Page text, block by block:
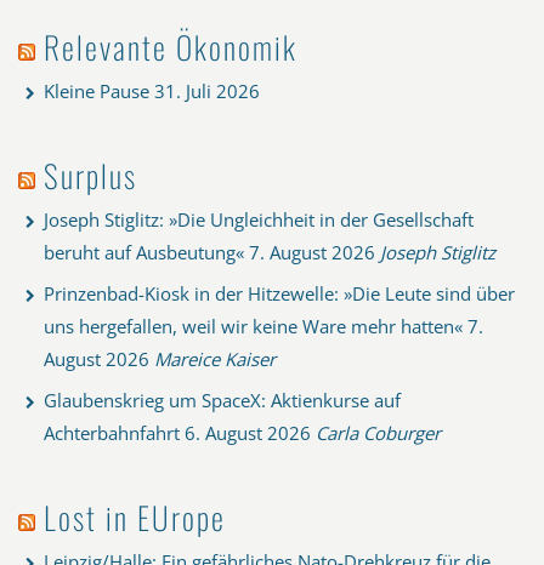
Relevante Ökonomik
Kleine Pause 31. Juli 2026
Surplus
Joseph Stiglitz: »Die Ungleichheit in der Gesellschaft
beruht auf Ausbeutung« 7. August 2026 Joseph Stiglitz
Prinzenbad-Kiosk in der Hitzewelle: »Die Leute sind über
uns hergefallen, weil wir keine Ware mehr hatten« 7.
August 2026 Mareice Kaiser
Glaubenskrieg um SpaceX: Aktienkurse auf
Achterbahnfahrt 6. August 2026 Carla Coburger
Lost in EUrope